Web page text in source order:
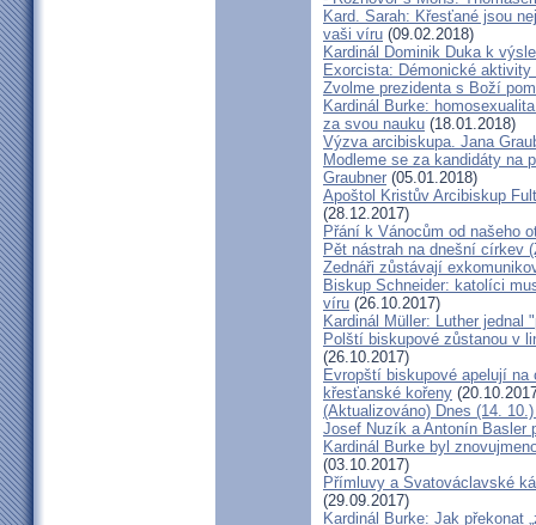
Kard. Sarah: Křesťané jsou
vaši víru (09.02.2018)
Kardinál Dominik Duka k
Exorcista: Démonické
Zvolme prezidenta s Boží
Kardinál Burke:
za svou nauku (18.01.2018)
Výzva arcibiskupa. Jana
Modleme se za kandidáty na
Graubner (05.01.2018)
Apoštol Kristův Arcibiskup
(28.12.2017)
Přání k Vánocům od našeho
Pět nástrah na dnešní církev
Zednáři zůstávají
Biskup Schneider: katolíci
víru (26.10.2017)
Kardinál Müller: Luther jednal
Polští biskupové zůstanou v
(26.10.2017)
Evropští biskupové apelují
křesťanské kořeny
(Aktualizováno) Dnes (14.
Josef Nuzík a Antonín Basler
Kardinál Burke byl
(03.10.2017)
Přímluvy a Svatováclavské
(29.09.2017)
Kardinál Burke: Jak překonat